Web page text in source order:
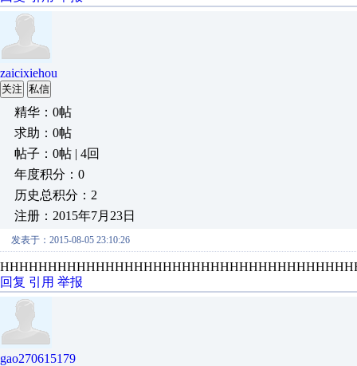
zaicixiehou
关注 私信
精华：0帖
求助：0帖
帖子：0帖 | 4回
年度积分：0
历史总积分：2
注册：2015年7月23日
发表于：2015-08-05 23:10:26
回复 引用 举报
gao270615179